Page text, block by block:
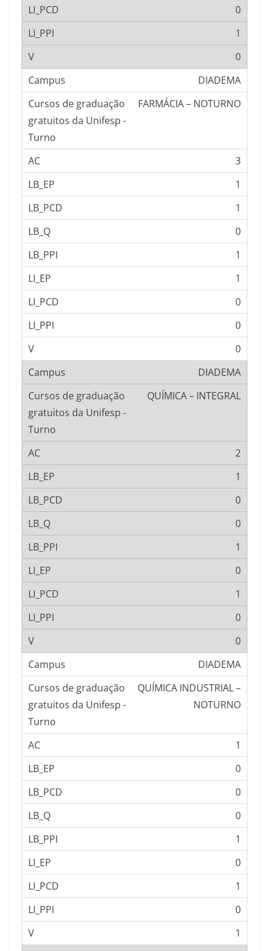
0
1
0
DIADEMA
FARMÁCIA – NOTURNO
3
1
1
0
1
1
0
0
0
DIADEMA
QUÍMICA – INTEGRAL
2
1
0
0
1
0
1
0
0
DIADEMA
QUÍMICA INDUSTRIAL –
NOTURNO
1
0
0
0
1
0
1
0
1